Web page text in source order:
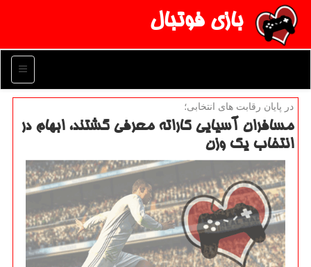
بازی فوتبال
منو
در پایان رقابت های انتخابی؛
مسافران آسیایی كاراته معرفی گشتند، ابهام در
انتخاب یك وزن